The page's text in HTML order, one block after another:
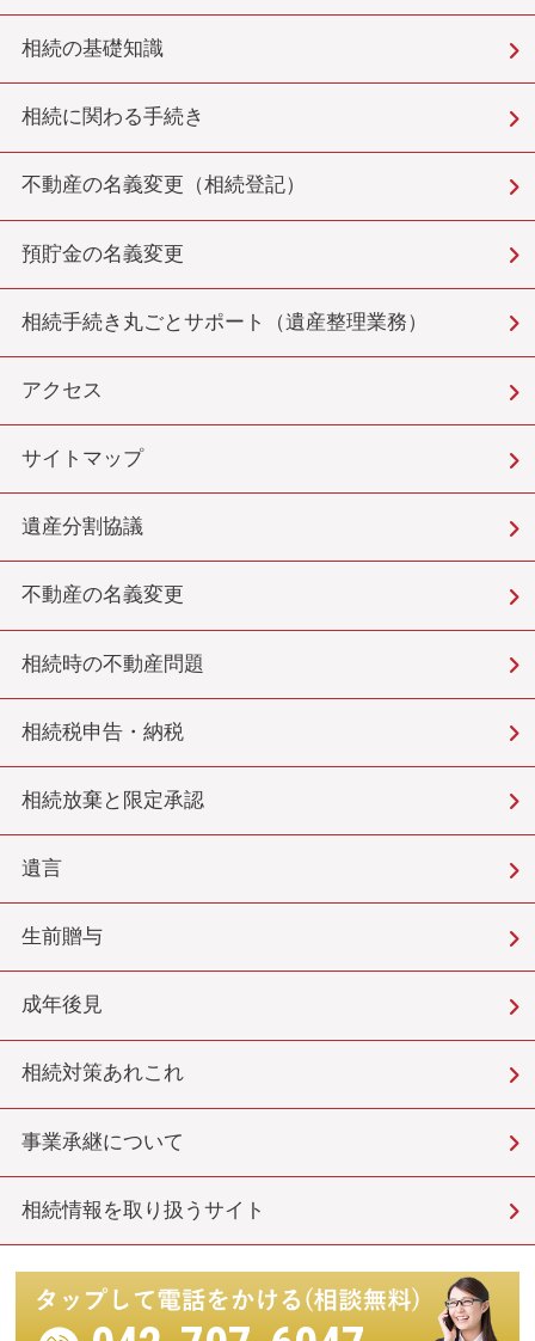
相続の基礎知識
相続に関わる手続き
不動産の名義変更（相続登記）
預貯金の名義変更
相続手続き丸ごとサポート（遺産整理業務）
アクセス
サイトマップ
遺産分割協議
不動産の名義変更
相続時の不動産問題
相続税申告・納税
相続放棄と限定承認
遺言
生前贈与
成年後見
相続対策あれこれ
事業承継について
相続情報を取り扱うサイト